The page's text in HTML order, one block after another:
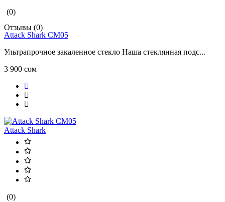
(0)
Отзывы (0)
Attack Shark CM05
Ультрапрочное закаленное стекло Наша стеклянная подс...
3 900 сом
Attack Shark
(0)